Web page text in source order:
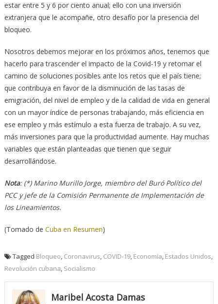
estar entre 5 y 6 por ciento anual; ello con una inversión
extranjera que le acompañe, otro desafío por la presencia del
bloqueo.
Nosotros debemos mejorar en los próximos años, tenemos que
hacerlo para trascender el impacto de la Covid-19 y retomar el
camino de soluciones posibles ante los retos que el país tiene;
que contribuya en favor de la disminución de las tasas de
emigración, del nivel de empleo y de la calidad de vida en general
con un mayor índice de personas trabajando, más eficiencia en
ese empleo y más estímulo a esta fuerza de trabajo. A su vez,
más inversiones para que la productividad aumente. Hay muchas
variables que están planteadas que tienen que seguir
desarrollándose.
Nota: (*) Marino Murillo Jorge, miembro del Buró Político del
PCC y jefe de la Comisión Permanente de Implementación de
los Lineamientos.
(Tomado de Cuba en Resumen)
Tagged Bloqueo, Coronavirus, COVID-19, Economía, Estados Unidos,
Revolución cubana, Socialismo
Maribel Acosta Damas